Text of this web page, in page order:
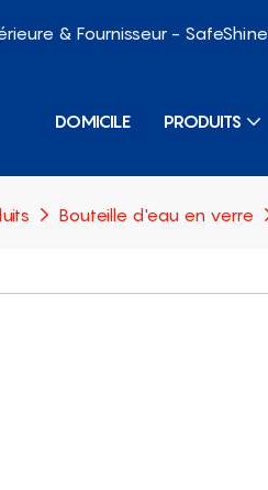
& Fournisseur - SafeShine
DOMICILE PRODUITS
Bouteille d'eau en verre